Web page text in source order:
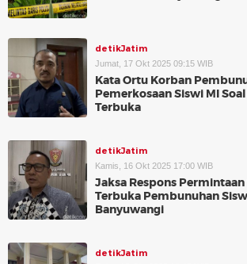
detikJatim
Jumat, 17 Okt 2025 09:15 WIB
Kata Ortu Korban
Pemerkosaan Siswi MI
Terbuka
detikJatim
Kamis, 16 Okt 2025 17:00 WIB
Jaksa Respons
Terbuka Pembunuhan
Banyuwangi
detikJatim